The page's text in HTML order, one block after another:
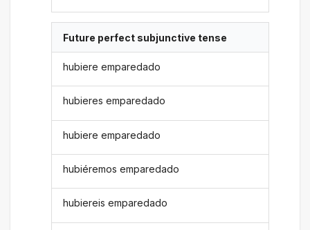
Future perfect subjunctive tense
hubiere emparedado
hubieres emparedado
hubiere emparedado
hubiéremos emparedado
hubiereis emparedado